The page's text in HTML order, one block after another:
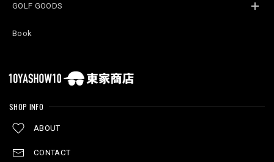
GOLF GOODS
Book
SHOP INFO
ABOUT
CONTACT